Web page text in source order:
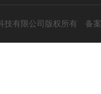
技有限公司版权所有 备